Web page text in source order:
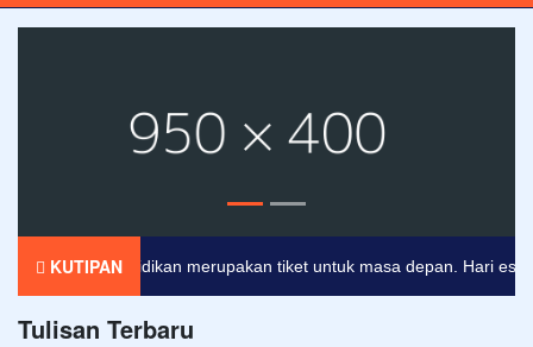
KUTIPAN
Pendidikan merupakan tiket untuk masa depan. Hari esok
Tulisan Terbaru